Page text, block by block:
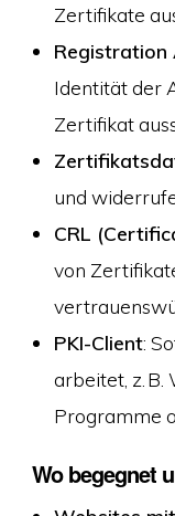
Zertifikate
Registration
Identität der
Zertifikat
und
CRL
von
PKI-Client:
arbeitet, z.
Programme
Wo begegnet